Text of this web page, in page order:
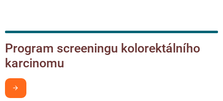
Program screeningu kolorektálního
karcinomu